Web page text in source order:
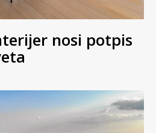
nosi potpis